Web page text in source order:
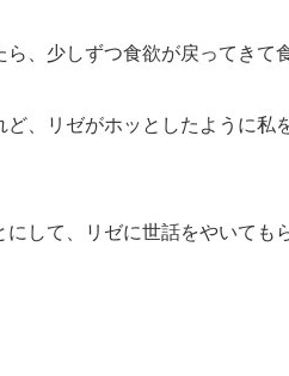
、少しずつ食欲が戻ってきて
、リゼがホッとしたように私
して、リゼに世話をやいても